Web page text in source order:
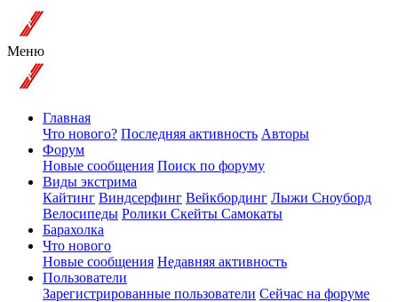
Меню
Главная
Что нового? Последняя активность Авторы
Форум
Новые сообщения Поиск по форуму
Виды экстрима
Кайтинг Виндсерфинг Вейкбординг Лыжи Сноуборд
Велосипеды Ролики Скейты Самокаты
Барахолка
Что нового
Новые сообщения Недавняя активность
Пользователи
Зарегистрированные пользователи Сейчас на форуме